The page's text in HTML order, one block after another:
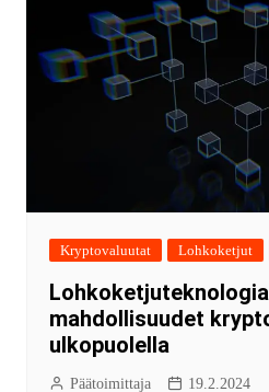
Kryptovaluutat Lohkoketjut
mahdollisuudet
ulkopuolella
Päätoimittaja 19.2.2024